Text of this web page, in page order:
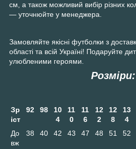
см, а також можливий вибір різних
— уточнюйте у менеджера.
Замовляйте якісні футболки з
області та всій Україні! Подаруйте
улюбленими героями.
Розміри:
Зр
іст
92 98
10
4
11
0
11
6
12
2
12
8
13
4
До
вж
38 40 42 43 47 48 51 52